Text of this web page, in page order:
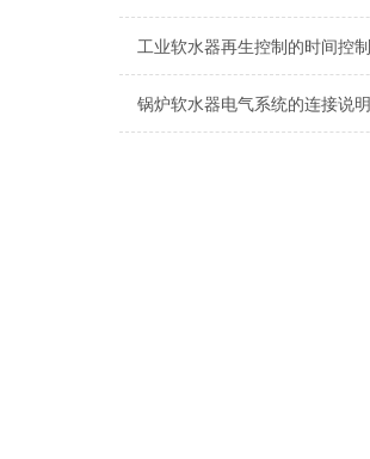
锅炉软水器电气系统的连接说明